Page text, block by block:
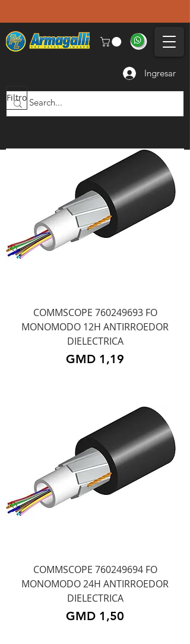
Ingresar
Filtro
COMMSCOPE 760249693 FO
MONOMODO 12H ANTIRROEDOR
DIELECTRICA
Precio
GMD 1,19
COMMSCOPE 760249694 FO
MONOMODO 24H ANTIRROEDOR
DIELECTRICA
Precio
GMD 1,50